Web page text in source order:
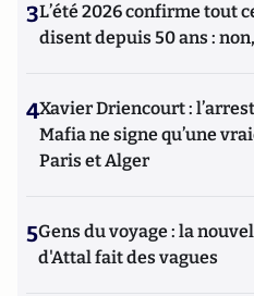
3L’été 2026 confirme tout
disent depuis 50 ans :
4Xavier Driencourt :
Mafia ne signe qu’une
Paris et Alger
5Gens du voyage : la
d'Attal fait des vagues